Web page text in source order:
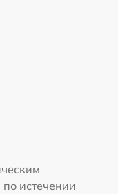
истечении